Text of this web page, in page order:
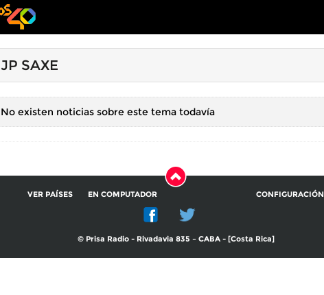
JP SAXE
No existen noticias sobre este tema todavía
VER PAÍSES EN COMPUTADOR CONFIGURACIÓN
© Prisa Radio - Rivadavia 835 – CABA - [Costa Rica]